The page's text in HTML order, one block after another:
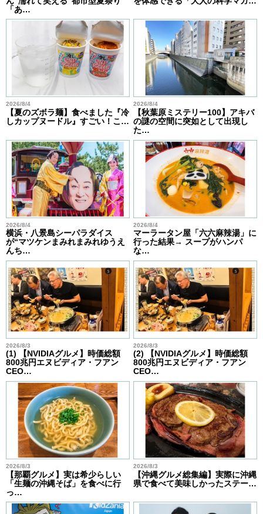
「あ…
2026/8/4
【夏のズボラ麺】食べました『冷
しカップヌードル』すごい！こ…
2026/8/4
【秋葉原ミステリー100】アキバ
の謎の空間に突如として出現し
た…
2026/8/4
横浜・八景島シーパラダイス
が“マツケンまみれまみれゆうえ
んち…
2026/8/4
マーラータン屋「六六麻辣湯」に
行った結果→ スープがハンパ
な…
2026/8/3
(1) 【NVIDIAグルメ】時価総額
800兆円エヌビディア・フアン
CEO…
2026/8/3
(2) 【NVIDIAグルメ】時価総額
800兆円エヌビディア・フアン
CEO…
2026/8/3
【那覇グルメ】実は希少らしい
「生麺の沖縄そば」を食べに行
っ…
2026/8/3
【沖縄グルメ総集編】実際に沖縄
県で食べて美味しかったステー…